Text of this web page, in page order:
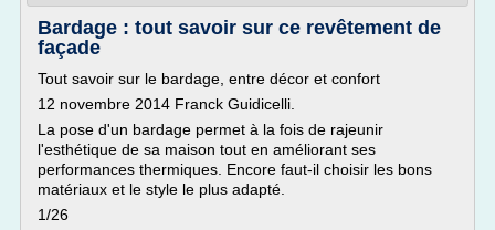
Bardage : tout savoir sur ce revêtement de
façade
Tout savoir sur le bardage, entre décor et confort
12 novembre 2014 Franck Guidicelli.
La pose d'un bardage permet à la fois de rajeunir
l'esthétique de sa maison tout en améliorant ses
performances thermiques. Encore faut-il choisir les bons
matériaux et le style le plus adapté.
1/26